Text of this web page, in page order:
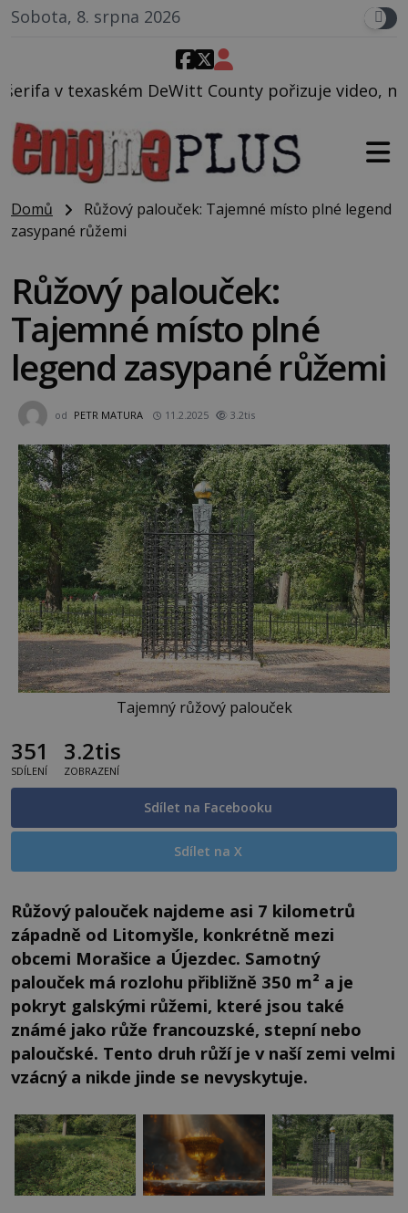
Sobota, 8. srpna 2026
County pořizuje video, na kterém před jeho
Domů
Růžový palouček: Tajemné místo plné legend
zasypané růžemi
Růžový palouček:
Tajemné místo plné
legend zasypané růžemi
od PETR MATURA 11.2.2025 3.2tis
Tajemný růžový palouček
351
SDÍLENÍ
3.2tis
ZOBRAZENÍ
Sdílet na Facebooku
Sdílet na X
Růžový palouček najdeme asi 7 kilometrů
západně od Litomyšle, konkrétně mezi
obcemi Morašice a Újezdec. Samotný
palouček má rozlohu přibližně 350 m² a je
pokryt galskými růžemi, které jsou také
známé jako růže francouzské, stepní nebo
paloučské. Tento druh růží je v naší zemi velmi
vzácný a nikde jinde se nevyskytuje.